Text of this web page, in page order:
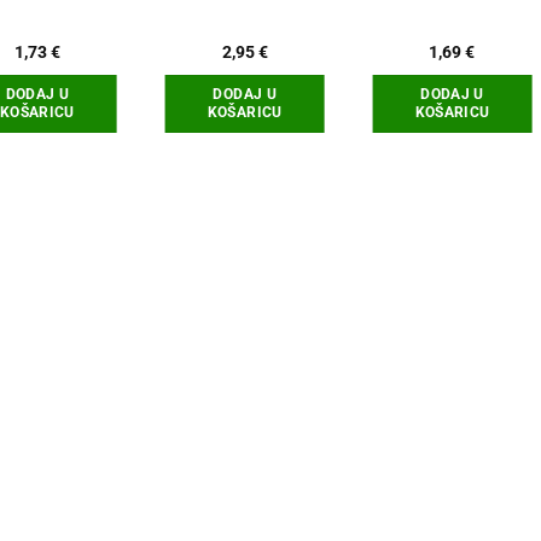
1,73€
DODAJ U
KOŠARICU
2,95€
DODAJ U
KOŠARICU
1,69€
DODAJ U
KOŠARICU